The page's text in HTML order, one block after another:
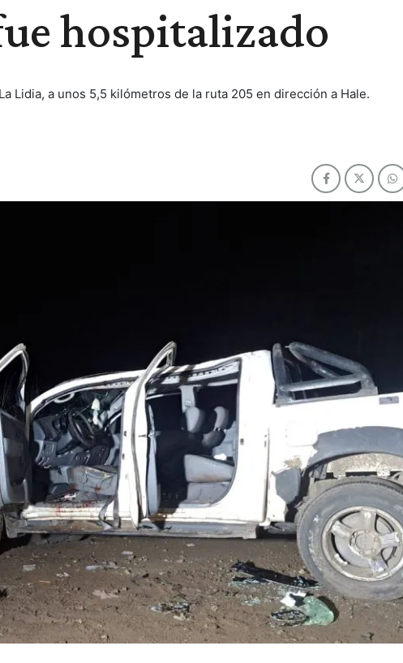
hospitalizado
Lidia, a unos 5,5 kilómetros de la ruta 205 en dirección a Hale.